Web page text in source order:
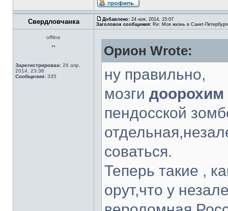
Свердловчанка Добавлено: 24 ноя, 2014, 15:07
Заголовок сообщения: Re: Моя жизнь в Санкт-
offline
**
Зарегистрирован: 26 апр,
2014, 23:36
Сообщения: 335
Орион Wrote:
ну правильно,
мозги
пендосской
соваться.
Теперь такие ,
орут,что у